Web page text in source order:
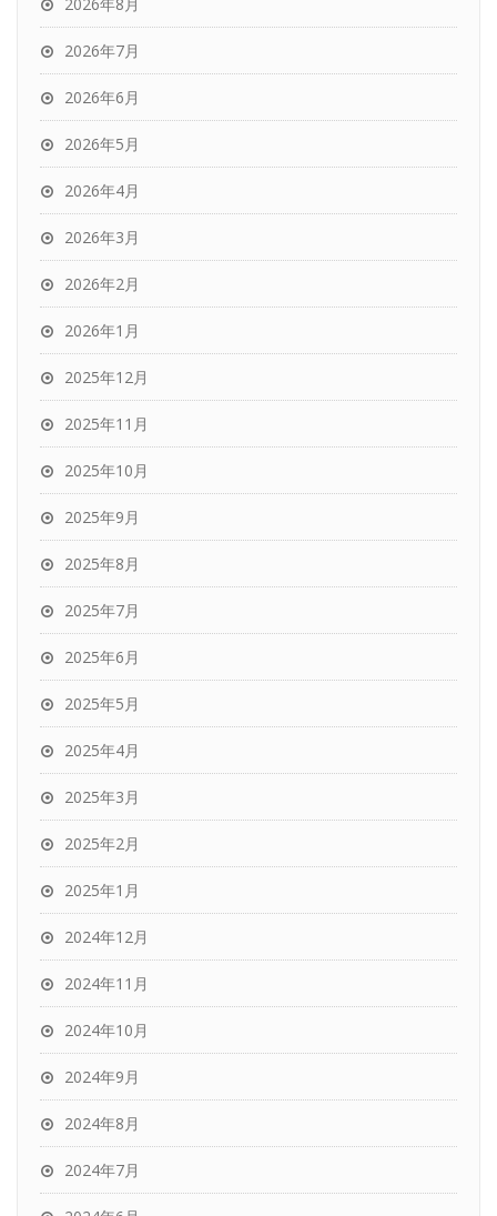
2026年7月
2026年6月
2026年5月
2026年4月
2026年3月
2026年2月
2026年1月
2025年12月
2025年11月
2025年10月
2025年9月
2025年8月
2025年7月
2025年6月
2025年5月
2025年4月
2025年3月
2025年2月
2025年1月
2024年12月
2024年11月
2024年10月
2024年9月
2024年8月
2024年7月